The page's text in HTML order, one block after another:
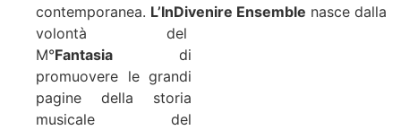
contemporanea. L’InDivenire Ensemble nasce dalla
volontà del
M°Fantasia di
promuovere le grandi
pagine della storia
musicale del